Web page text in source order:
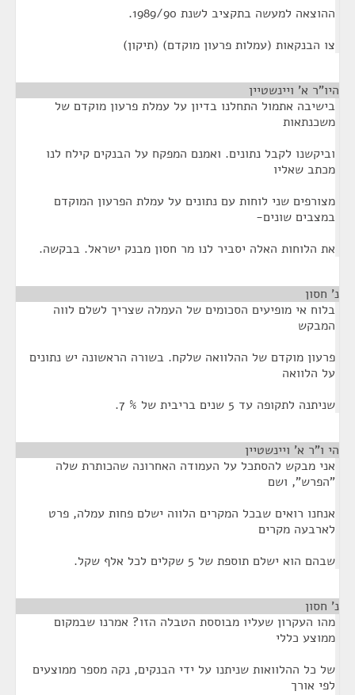
ההוצאה למעשה בתקציב לשנת 1989/90.
צו הבנקאות (עמלות פרעון מוקדם) (תיקון)
היו"ר א' ויינשטיין
בישיבה אתמול התחלנו בדיון על עמלת פרעון מוקדם של
משכנתאות
וביקשנו לקבל נתונים. ואמנם המפקח על הבנקים קילח לנו
מכתב שאליו
מצורפים שני לוחות עם נתונים על עמלת הפרעון המוקדם
במצבים שונים-
את הלוחות האלה יסביר לנו מר חסון מבנק ישראל. בבקשה.
נ' חסון
בלוח אי מופיעים הסכומים של העמלה שצריך לשלם לווה
המבקש
פרעון מוקדם של ההלוואה שלקח. בשורה הראשונה יש נתונים
על הלוואה
שניתנה לתקופה עד 5 שנים בריבית של % 7.
הי ו"ר א' ויינשטיין
אני מבקש להסתכל על העמודה האחרונה שהכותרת שלה
"הפרש", ושם
אנחנו רואים שבכל המקרים הלווה ישלם פחות עמלה, פרט
לארבעה מקרים
שבהם הוא ישלם תוספת של 5 שקלים לכל אלף שקל.
נ' חסון
מהו העקרון שעליו מבוססת הטבלה הזו? אמרנו שבמקום
ממוצע כללי
של כל ההלוואות שניתנו על ידי הבנקים, נקה מספר ממוצעים
לפי אורך